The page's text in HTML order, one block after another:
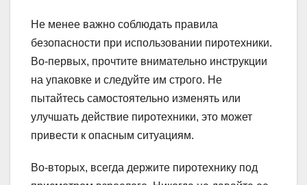
Не менее важно соблюдать правила
безопасности при использовании пиротехники.
Во-первых, прочтите внимательно инструкции
на упаковке и следуйте им строго. Не
пытайтесь самостоятельно изменять или
улучшать действие пиротехники, это может
привести к опасным ситуациям.
Во-вторых, всегда держите пиротехнику под